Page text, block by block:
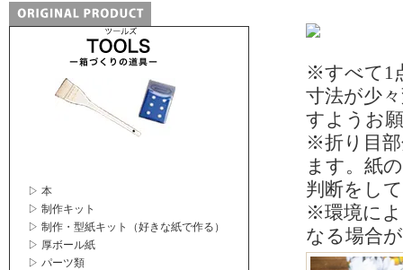
▷ 本
▷ 制作キット
▷ 制作・型紙キット（好きな紙で作る）
▷ 厚ボール紙
▷ パーツ類
※すべて1
寸法が少
すようお
※折り目
ます。紙
判断をし
※環境によ
なる場合